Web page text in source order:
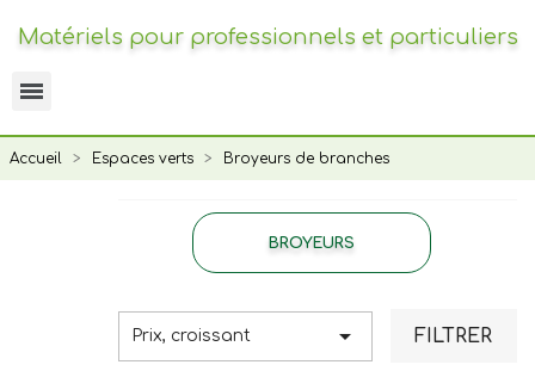
Matériels pour professionnels et particuliers
Accueil Espaces verts Broyeurs de branches
BROYEURS
Prix, croissant  FILTRER